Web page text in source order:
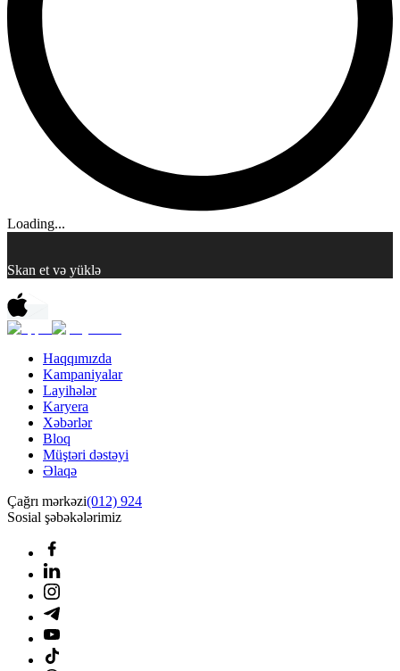
Loading...
Skan et və yüklə
Haqqımızda
Kampaniyalar
Layihələr
Karyera
Xəbərlər
Bloq
Müştəri dəstəyi
Əlaqə
Çağrı mərkəzi(012) 924
Sosial şəbəkələrimiz